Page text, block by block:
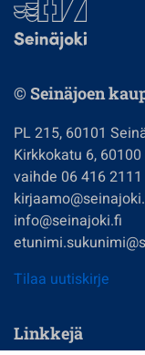
© Seinäjoen
PL 215, 60101
Kirkkokatu 6,
vaihde 06 416 2111
info@seinajoki.fi
Tilaa uutiskirje
Linkkejä